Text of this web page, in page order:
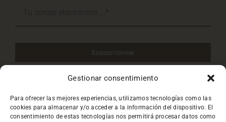
Gestionar consentimiento
Para ofrecer las mejores experiencias, utilizamos tecnologías como las
cookies para almacenar y/o acceder a la información del dispositivo. El
consentimiento de estas tecnologías nos permitirá procesar datos como
Subscribirme
He leido y acepto laPolítica de privacidad